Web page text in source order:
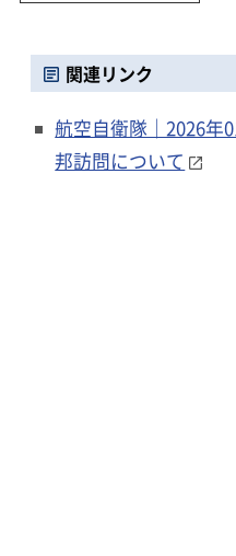
関連リンク
航空自衛隊｜2026年
邦訪問について